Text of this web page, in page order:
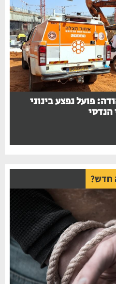
פועל נפצע בינוני
חדש?